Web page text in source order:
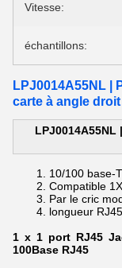
Vitesse:
échantillons:
LPJ0014A55NL |
carte à angle droit
LPJ0014A55NL
10/100 base-T
Compatible
Par le cric
longueur
1 x 1 port RJ45
100Base RJ45